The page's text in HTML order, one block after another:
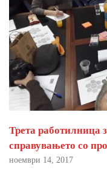
Трета работилница
справувањето со
ноември 14, 2017